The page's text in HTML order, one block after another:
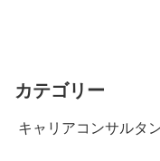
カテゴリー
キャリアコンサルタ